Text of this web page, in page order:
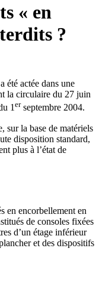
« en
?
été actée dans une
la circulaire du 27 juin
1erseptembre 2004.
sur la base de matériels
disposition standard,
plus à l’état de
en encorbellement en
de consoles fixées
d’un étage inférieur
et des dispositifs